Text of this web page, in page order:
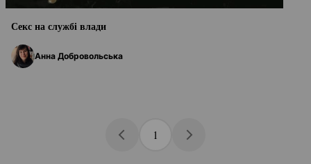
Секс на службі влади
Анна Добровольська
1